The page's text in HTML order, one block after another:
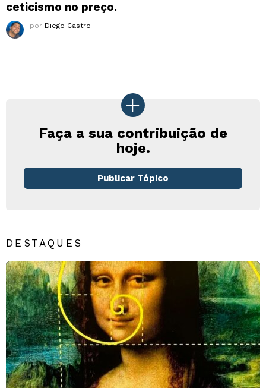
ceticismo no preço.
por Diego Castro
Faça a sua contribuição de
hoje.
Publicar Tópico
DESTAQUES